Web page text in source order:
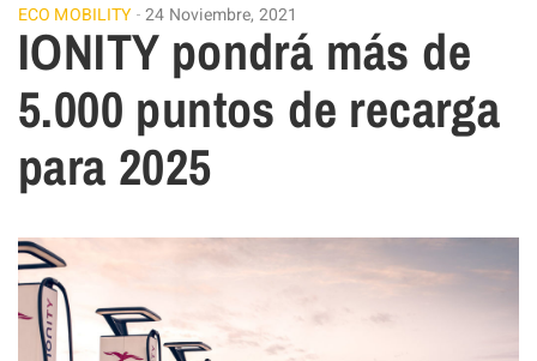
ECO MOBILITY 24 Noviembre, 2021
IONITY pondrá más de
5.000 puntos de recarga
para 2025